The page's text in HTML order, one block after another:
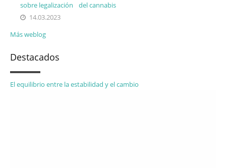
sobre legalización del cannabis
14.03.2023
Más weblog
Destacados
El equilibrio entre la estabilidad y el cambio